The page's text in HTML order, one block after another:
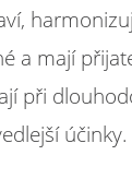
a mají
při
účinky.